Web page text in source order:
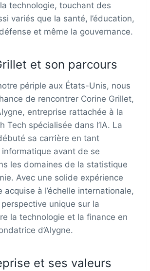
technologie, touchant des
variés que la santé, l’éducation,
et même la gouvernance.
et son parcours
périple aux États-Unis, nous
de rencontrer Corine Grillet,
entreprise rattachée à la
Tech spécialisée dans l’IA. La
sa carrière en tant
informatique avant de se
les domaines de la statistique
Avec une solide expérience
acquise à l’échelle internationale,
unique sur la
la technologie et la finance en
d’Alygne.
et ses valeurs